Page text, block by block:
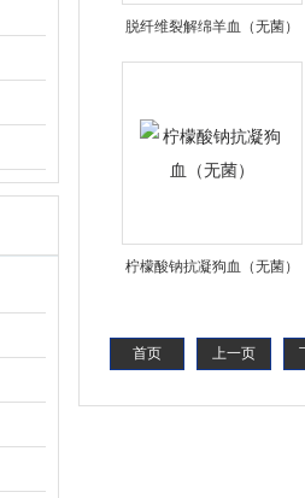
脱纤维裂解绵羊血（无菌）
柠檬酸钠抗凝狗血（无菌）
首页 上一页